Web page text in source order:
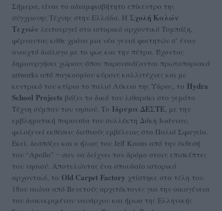
Σήμερα, είναι το αδιαμφισβήτητο επίκεντρο της
σύγχρονης Τέχνης στην Ελλάδα. Η Σχολή Καλών
Τεχνών λειτουργεί στο ιστορικό αρχοντικό Τομπάζη,
φέρνοντας κάθε χρόνο μια νέα γενιά φοιτητών σ’ έναν
ανοιχτό διάλογο με το φως και την πέτρα. Έχοντας
δημιουργήσει χώρους όπου παρουσιάζονται πρωτοποριακά
artworks από παγκοσμίου κύρους καλλιτέχνες και με
κεντρικό του κτίριο το παλιό Λύκειο της Ύδρας, το Hydra
School Projects βάζει το δικό του λιθαράκι στο γεμάτο
Τέχνη σύμπαν του νησιού. Το Ίδρυμα ΔΕΣΤΕ , με την
εμβληματική παρουσία του συλλέκτη Δάκη Ιωάννου,
φιλοξενεί εκθέσεις διεθνούς εμβέλειας στο Παλιό Σφαγείο.
Εκεί, δεσπόζει και ο ήλιος του Jeff Koons από την έκθεσή
του “Apollo” ‒ σαν να δείχνει τον δρόμο στους επισκέπτες
του νησιού. Αποτελώντας ένα σπουδαίο ιστορικό
αρχοντικό, το Old Carpet Factory χτίστηκε στα τέλη του
18ου αιώνα από Βενετούς αρχιτέκτονες για την οικογένεια
του διακεκριμένου ναυάρχου και ήρωα της Ελληνικής